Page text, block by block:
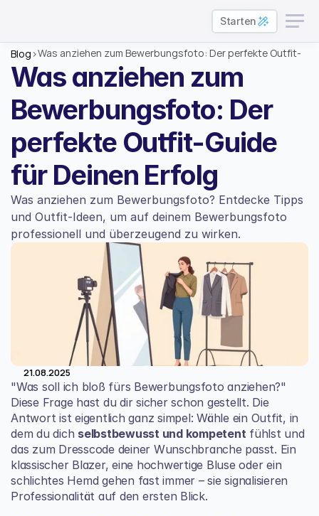
Starten
Blog >Was anziehen zum Bewerbungsfoto: Der perfekte Outfit-
Guide für Deinen Erfolg
Was anziehen zum
Bewerbungsfoto: Der
perfekte Outfit-Guide
für Deinen Erfolg
Was anziehen zum Bewerbungsfoto? Entdecke Tipps
und Outfit-Ideen, um auf deinem Bewerbungsfoto
professionell und überzeugend zu wirken.
21.08.2025
"Was soll ich bloß fürs Bewerbungsfoto anziehen?"
Diese Frage hast du dir sicher schon gestellt. Die
Antwort ist eigentlich ganz simpel: Wähle ein Outfit, in
dem du dich selbstbewusst und kompetent fühlst und
das zum Dresscode deiner Wunschbranche passt. Ein
klassischer Blazer, eine hochwertige Bluse oder ein
schlichtes Hemd gehen fast immer – sie signalisieren
Professionalität auf den ersten Blick.